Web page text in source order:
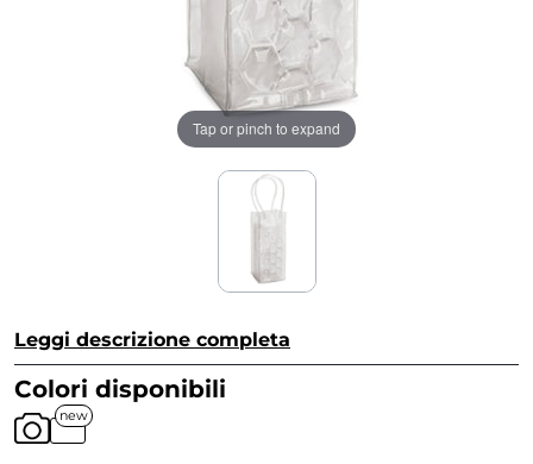
Tap or pinch to expand
Leggi descrizione completa
Colori disponibili
new